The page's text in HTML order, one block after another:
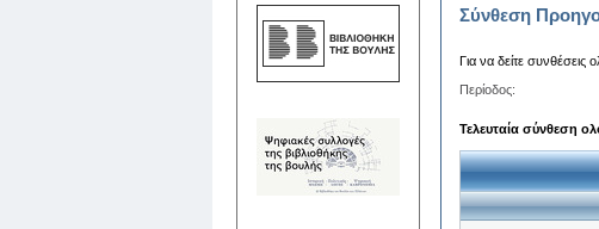
Σύνθεση
Για να δείτε συνθέσεις
Περίοδος:
Τελευταία σύνθεση